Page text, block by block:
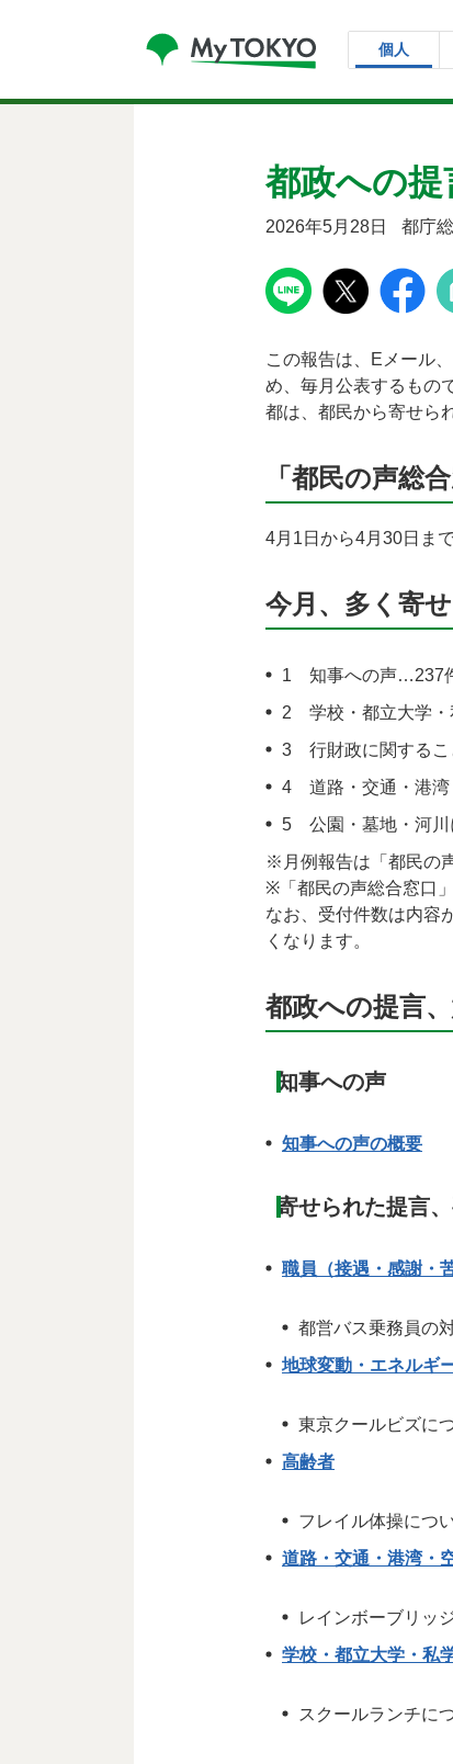
個人
都政への提
2026年5月28日 都庁
この報告は、Eメール
め、毎月公表するもの
都は、都民から寄せら
「都民の声総
4月1日から4月30日ま
今月、多く寄
1 知事への声…237
2 学校・都立大学
3 行財政に関する
4 道路・交通・港湾
5 公園・墓地・河
※月例報告は「都民の
※「都民の声総合窓口
なお、受付件数は内容
くなります。
都政への提言
知事への声
知事への声の概要
寄せられた提言
職員（接遇・感謝・
都営バス乗務員の
地球変動・エネルギ
東京クールビズに
高齢者
フレイル体操につ
道路・交通・港湾・
レインボーブリッ
学校・都立大学・私
スクールランチに